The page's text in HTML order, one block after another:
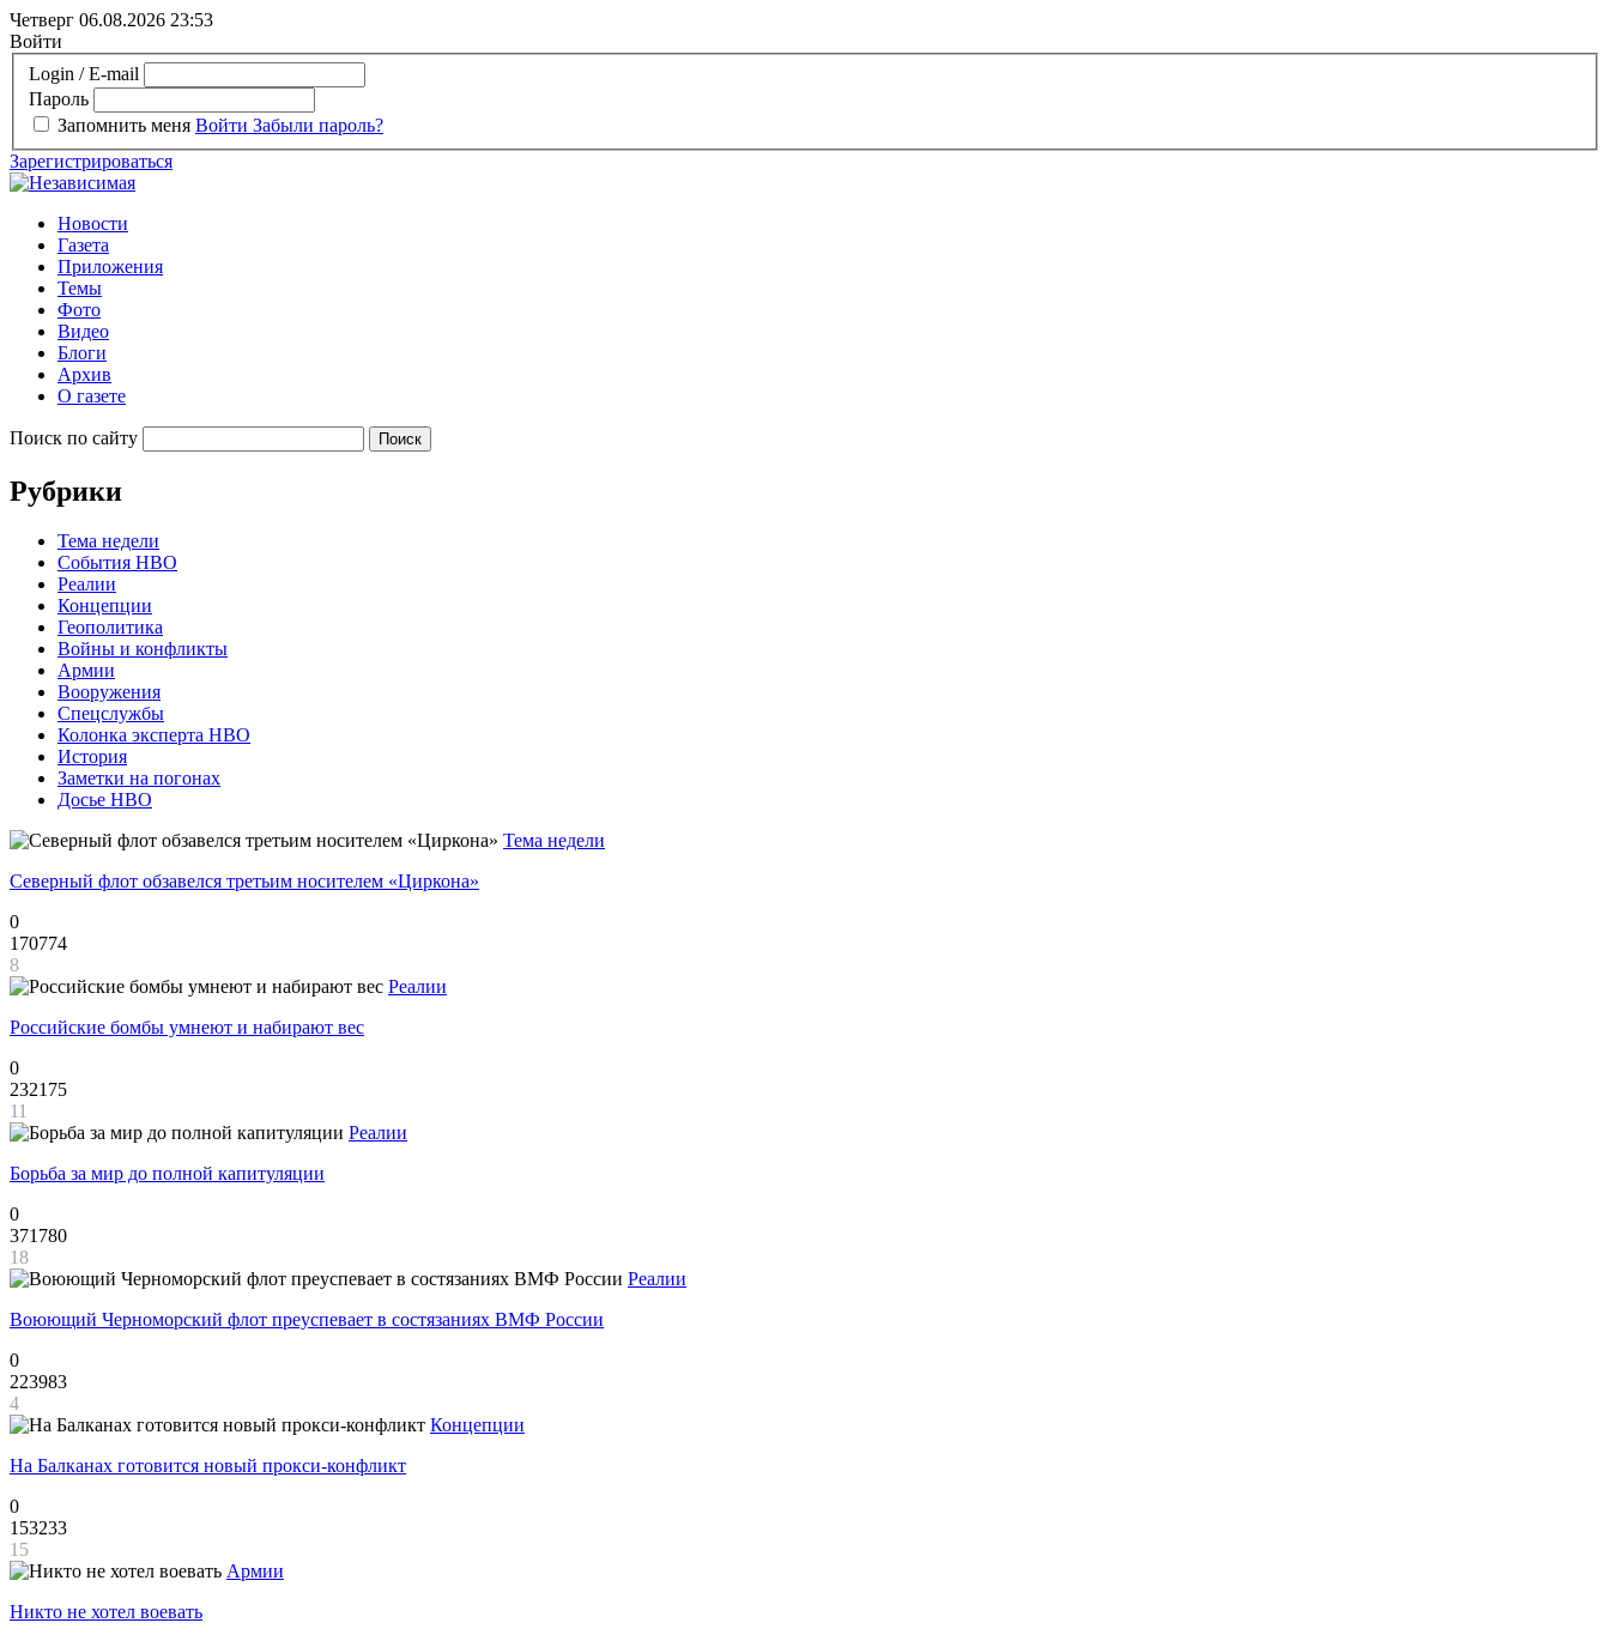
Четверг 06.08.2026 23:53
Войти
Login / E-mail
Пароль
Запомнить меня Войти Забыли пароль?
Зарегистрироваться
Новости
Газета
Приложения
Темы
Фото
Видео
Блоги
Архив
О газете
Поиск по сайту
Рубрики
Тема недели
События НВО
Реалии
Концепции
Геополитика
Войны и конфликты
Армии
Вооружения
Спецслужбы
Колонка эксперта НВО
История
Заметки на погонах
Досье НВО
Тема недели
Северный флот обзавелся третьим носителем «Циркона»
0
170774
8
Реалии
Российские бомбы умнеют и набирают вес
0
232175
11
Реалии
Борьба за мир до полной капитуляции
0
371780
18
Реалии
Воюющий Черноморский флот преуспевает в состязаниях ВМФ России
0
223983
4
Концепции
На Балканах готовится новый прокси-конфликт
0
153233
15
Армии
Никто не хотел воевать